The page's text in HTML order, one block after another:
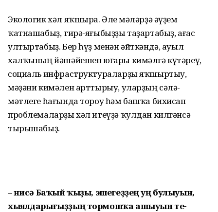
Экологик хәл яҡшыра. Әле өмә­ләрҙә әүҙем
ҡатнашабыҙ, тирә-яғы­быҙҙы таҙартабыҙ, ағас
ултыр­табыҙ. Бер һүҙ менән әйткәндә, ауыл
халҡының йәшәйешен юғары кимәлгә күтәреү,
социаль инфра­структураларҙы яҡшыртыу,
мәҙәни кимәлен арттырыу, уларҙың сәлә­
мәтлеге һағында тороу һәм башҡа бихисап
проблемаларҙы хәл итеү­ҙә ҡулдан килгәнсә
тырышабыҙ.
– Әнисә Баҡый ҡыҙы, эше­геҙ­ҙең уң булыуын,
хыял­да­ры­ғыҙҙың тормошҡа ашыуын те­